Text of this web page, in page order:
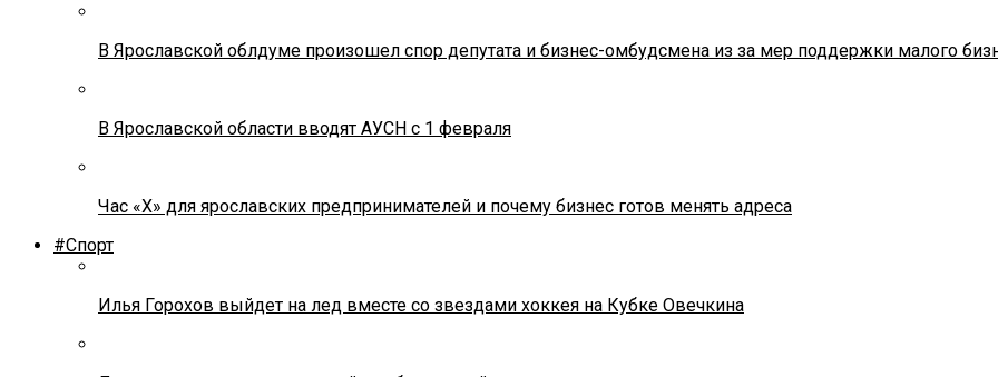
В Ярославской облдуме произошел спор депутата и бизнес-омбудсмена из за мер поддержки малого
В Ярославской области вводят АУСН с 1 февраля
Час «Х» для ярославских предпринимателей и почему бизнес готов менять адреса
#Спорт
Илья Горохов выйдет на лед вместе со звездами хоккея на Кубке Овечкина